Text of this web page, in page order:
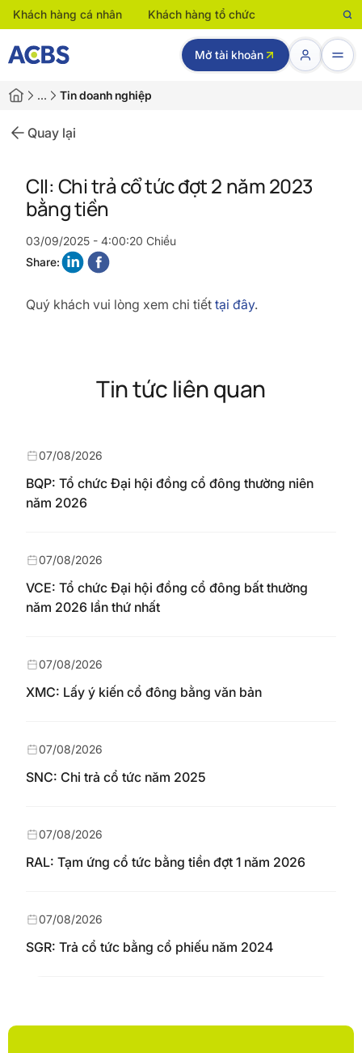
Khách hàng cá nhân Khách hàng tổ chức
Mở tài khoản
… Tin doanh nghiệp
Quay lại
CII: Chi trả cổ tức đợt 2 năm 2023
bằng tiền
03/09/2025 - 4:00:20 Chiều
Share:
Quý khách vui lòng xem chi tiết tại đây.
Tin tức liên quan
BQP: Tổ chức Đại hội đồng cổ đông thường niên
năm 2026
07/08/2026
VCE: Tổ chức Đại hội đồng cổ đông bất thường
năm 2026 lần thứ nhất
07/08/2026
XMC: Lấy ý kiến cổ đông bằng văn bản
07/08/2026
SNC: Chi trả cổ tức năm 2025
07/08/2026
RAL: Tạm ứng cổ tức bằng tiền đợt 1 năm 2026
07/08/2026
SGR: Trả cổ tức bằng cổ phiếu năm 2024
07/08/2026